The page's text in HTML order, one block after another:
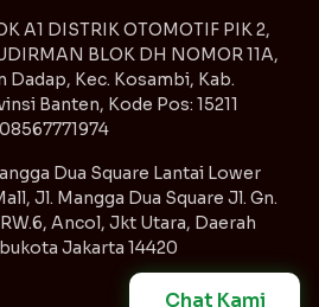
Chat Kami
A1 DISTRIK OTOMOTIF PIK 2,
BLOK DH NOMOR 11A,
Dadap, Kec. Kosambi, Kab.
Banten, Kode Pos: 15211
08567771974
Dua Square Lantai Lower
Jl. Mangga Dua Square Jl. Gn.
RW.6, Ancol, Jkt Utara, Daerah
Jakarta 14420